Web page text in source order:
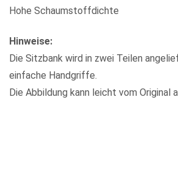
Hohe Schaumstoffdichte
Hinweise:
Die Sitzbank wird in zwei Teilen
einfache Handgriffe.
Die Abbildung kann leicht vom Original